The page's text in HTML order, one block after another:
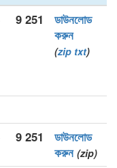
9 251
ডাউনলোড
করুন
(zip txt)
9 251
ডাউনলোড
করুন (zip)